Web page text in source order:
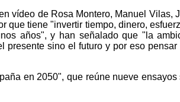
vídeo de Rosa Montero, Manuel Vilas,
que tiene "invertir tiempo, dinero,
años", y han señalado que "la
presente sino el futuro y por eso
en 2050", que reúne nueve ensayos